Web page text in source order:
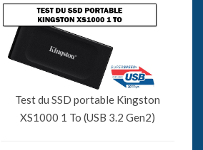
Test du SSD portable Kingston
XS1000 1 To (USB 3.2 Gen2)